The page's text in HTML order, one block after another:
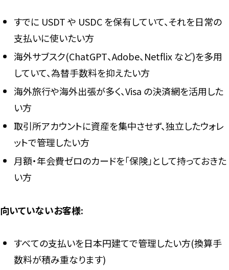
すでに USDT や USDC を保有していて、それを日常の
支払いに使いたい方
海外サブスク(ChatGPT、Adobe、Netflix など)を多用
していて、為替手数料を抑えたい方
海外旅行や海外出張が多く、Visa の決済網を活用した
い方
取引所アカウントに資産を集中させず、独立したウォレ
ットで管理したい方
月額・年会費ゼロのカードを「保険」として持っておきた
い方
向いていないお客様:
すべての支払いを日本円建てで管理したい方(換算手
数料が積み重なります)